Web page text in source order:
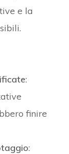
e la
:
finire
: